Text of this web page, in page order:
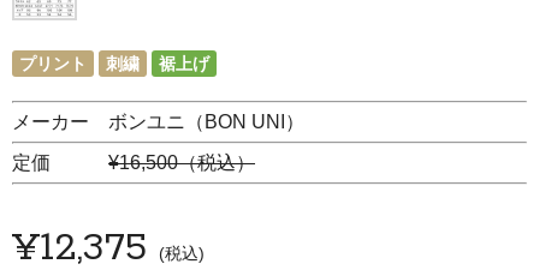
プリント 刺繍 裾上げ
メーカー ボンユニ（BON UNI）
定価 ¥16,500（税込）
¥12,375 税込